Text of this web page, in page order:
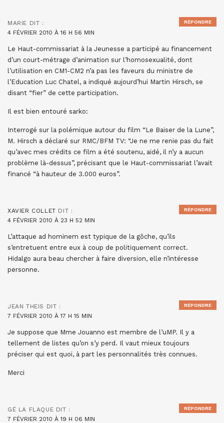
MARIE DIT :
4 FÉVRIER 2010 À 16 H 56 MIN
Le Haut-commissariat à la Jeunesse a participé au financement
d’un court-métrage d’animation sur l’homosexualité, dont
l’utilisation en CM1-CM2 n’a pas les faveurs du ministre de
l’Education Luc Chatel, a indiqué aujourd’hui Martin Hirsch, se
disant “fier” de cette participation.
Il est bien entouré sarko:
Interrogé sur la polémique autour du film “Le Baiser de la Lune”,
M. Hirsch a déclaré sur RMC/BFM TV: “Je ne me renie pas du fait
qu’avec mes crédits ce film a été soutenu, aidé, il n’y a aucun
problème là-dessus”, précisant que le Haut-commissariat l’avait
financé “à hauteur de 3.000 euros”.
RÉPONDRE
XAVIER COLLET DIT :
4 FÉVRIER 2010 À 23 H 52 MIN
L’attaque ad hominem est typique de la gôche, qu’ils
s’entretuent entre eux à coup de politiquement correct.
Hidalgo aura beau chercher à faire diversion, elle n’intéresse
personne.
RÉPONDRE
JEAN THEIS DIT :
7 FÉVRIER 2010 À 17 H 15 MIN
Je suppose que Mme Jouanno est membre de l’uMP. Il y a
tellement de listes qu’on s’y perd. Il vaut mieux toujours
préciser qui est quoi, à part les personnalités très connues.
Merci
RÉPONDRE
GÉ LA FLAQUE DIT :
7 FÉVRIER 2010 À 19 H 06 MIN
RÉPONDRE